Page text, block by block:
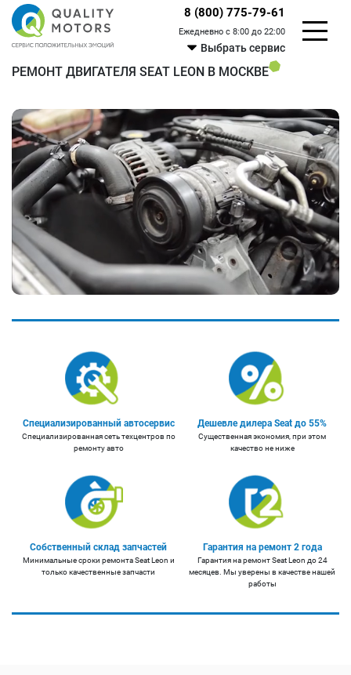
8 (800) 775-79-61
Ежедневно с 8:00 до 22:00
Выбрать сервис
РЕМОНТ ДВИГАТЕЛЯ SEAT LEON В МОСКВЕ
Специализированный автосервис
Специализированная сеть техцентров по
ремонту авто
Дешевле дилера Seat до 55%
Существенная экономия, при этом
качество не ниже
Собственный склад запчастей
Минимальные сроки ремонта Seat Leon и
только качественные запчасти
Гарантия на ремонт 2 года
Гарантия на ремонт Seat Leon до 24
месяцев. Мы уверены в качестве нашей
работы